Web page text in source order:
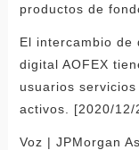
productos de
El intercambio de
digital AOFEX
usuarios
activos. [2020/12/
Voz | JPMorgan